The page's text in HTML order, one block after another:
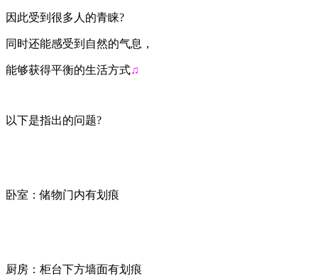
因此受到很多人的青睐?
同时还能感受到自然的气息，
能够获得平衡的生活方式♫
以下是指出的问题?
卧室：储物门内有划痕
厨房：柜台下方墙面有划痕